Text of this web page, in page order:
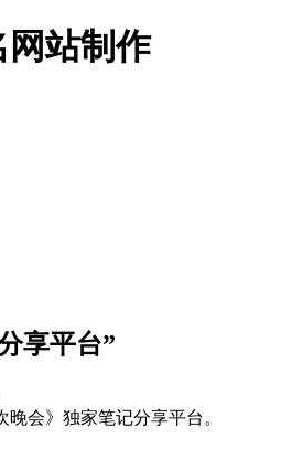
网站制作
享平台”
会》独家笔记分享平台。